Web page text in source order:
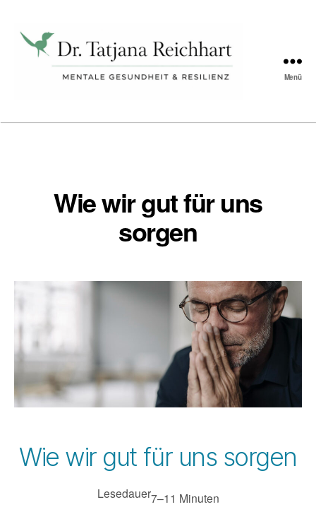
Reichhart
Menü
Schlagwort:Dankbarkeit
Wie wir gut für uns
sorgen
Wie wir gut für uns sorgen
Lesedauer7–11 Minuten